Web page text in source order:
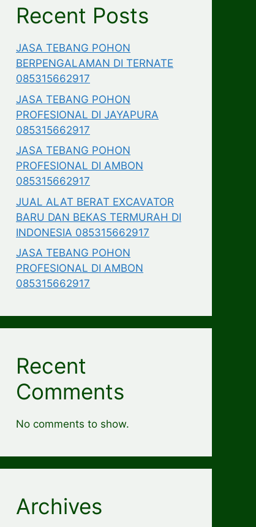
Recent Posts
JASA TEBANG POHON
BERPENGALAMAN DI TERNATE
085315662917
JASA TEBANG POHON
PROFESIONAL DI JAYAPURA
085315662917
JASA TEBANG POHON
PROFESIONAL DI AMBON
085315662917
JUAL ALAT BERAT EXCAVATOR
BARU DAN BEKAS TERMURAH DI
INDONESIA 085315662917
JASA TEBANG POHON
PROFESIONAL DI AMBON
085315662917
Recent
Comments
No comments to show.
Archives